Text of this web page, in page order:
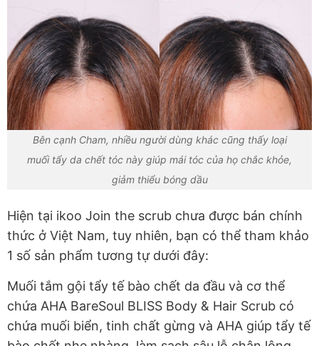
Bên cạnh Cham, nhiều người dùng khác cũng thấy loại
muối tẩy da chết tóc này giúp mái tóc của họ chắc khỏe,
giảm thiểu bóng dầu
Hiện tại ikoo Join the scrub chưa được bán chính
thức ở Việt Nam, tuy nhiên, bạn có thể tham khảo
1 số sản phẩm tương tự dưới đây:
Muối tắm gội tẩy tế bào chết da đầu và cơ thể
chứa AHA BareSoul BLISS Body & Hair Scrub có
chứa muối biển, tinh chất gừng và AHA giúp tẩy tế